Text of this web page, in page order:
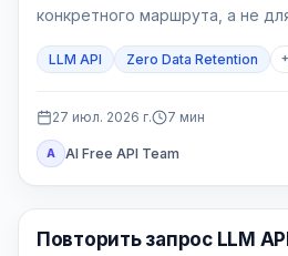
конкретного маршрута, а не
иметь разные правила.
LLM API Zero Data Retention +
27 июл. 2026 г. 7 мин
A AI Free API Team
API Guide
Повторить запрос LLM